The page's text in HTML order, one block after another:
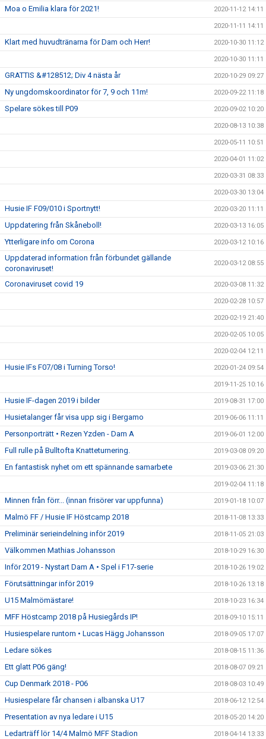
Moa o Emilia klara för 2021! 2020-11-12 14:11
2020-11-11 14:11
Klart med huvudtränarna för Dam och Herr! 2020-10-30 11:12
2020-10-30 11:11
GRATTIS &#128512; Div 4 nästa år 2020-10-29 09:27
Ny ungdomskoordinator för 7, 9 och 11m! 2020-09-22 11:18
Spelare sökes till P09 2020-09-02 10:20
2020-08-13 10:38
2020-05-11 10:51
2020-04-01 11:02
2020-03-31 08:33
2020-03-30 13:04
Husie IF F09/010 i Sportnytt! 2020-03-20 11:11
Uppdatering från Skåneboll! 2020-03-13 16:05
Ytterligare info om Corona 2020-03-12 10:16
Uppdaterad information från förbundet gällande
coronaviruset!
2020-03-12 08:55
Coronaviruset covid 19 2020-03-08 11:32
2020-02-28 10:57
2020-02-19 21:40
2020-02-05 10:05
2020-02-04 12:11
Husie IFs F07/08 i Turning Torso! 2020-01-24 09:54
2019-11-25 10:16
Husie IF-dagen 2019 i bilder 2019-08-31 17:00
Husietalanger får visa upp sig i Bergamo 2019-06-06 11:11
Personporträtt • Rezen Yzden - Dam A 2019-06-01 12:00
Full rulle på Bulltofta Knatteturnering. 2019-03-08 09:20
En fantastisk nyhet om ett spännande samarbete 2019-03-06 21:30
2019-02-04 11:18
Minnen från förr... (innan frisörer var uppfunna) 2019-01-18 10:07
Malmö FF / Husie IF Höstcamp 2018 2018-11-08 13:33
Preliminär serieindelning inför 2019 2018-11-05 21:03
Välkommen Mathias Johansson 2018-10-29 16:30
Inför 2019 - Nystart Dam A • Spel i F17-serie 2018-10-26 19:02
Förutsättningar inför 2019 2018-10-26 13:18
U15 Malmömästare! 2018-10-23 16:34
MFF Höstcamp 2018 på Husiegårds IP! 2018-09-10 15:11
Husiespelare runtom • Lucas Hägg Johansson 2018-09-05 17:07
Ledare sökes 2018-08-15 11:36
Ett glatt P06 gäng! 2018-08-07 09:21
Cup Denmark 2018 - P06 2018-08-03 10:49
Husiespelare får chansen i albanska U17 2018-06-12 12:54
Presentation av nya ledare i U15 2018-05-20 14:20
Ledarträff lör 14/4 Malmö MFF Stadion 2018-04-14 13:33